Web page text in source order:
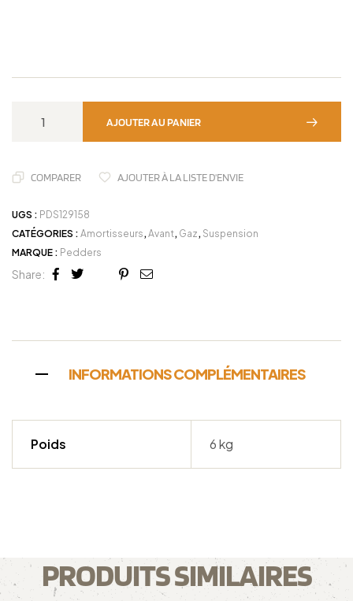
AJOUTER AU PANIER
COMPARER AJOUTER À LA LISTE D'ENVIE
UGS : PDS129158
CATÉGORIES : Amortisseurs,Avant, Gaz, Suspension
MARQUE : Pedders
Share:
Facebook
TwitterLinkedin
Google+
Pinterest
Email
INFORMATIONS COMPLÉMENTAIRES
Poids 6 kg
PRODUITS SIMILAIRES